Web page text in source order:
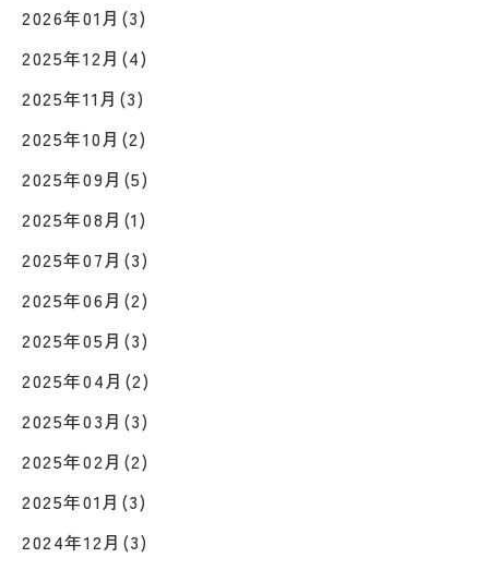
2026年01月(3)
2025年12月(4)
2025年11月(3)
2025年10月(2)
2025年09月(5)
2025年08月(1)
2025年07月(3)
2025年06月(2)
2025年05月(3)
2025年04月(2)
2025年03月(3)
2025年02月(2)
2025年01月(3)
2024年12月(3)